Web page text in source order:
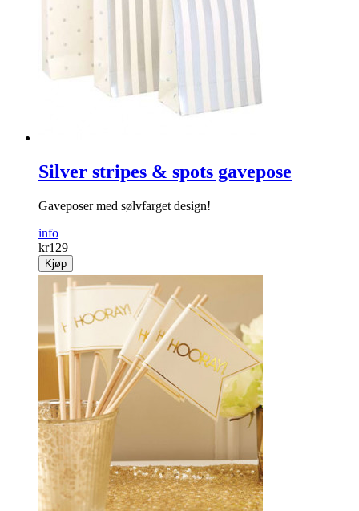
Silver stripes & spots gavepose
Gaveposer med sølvfarget design!
info
kr129
Kjøp